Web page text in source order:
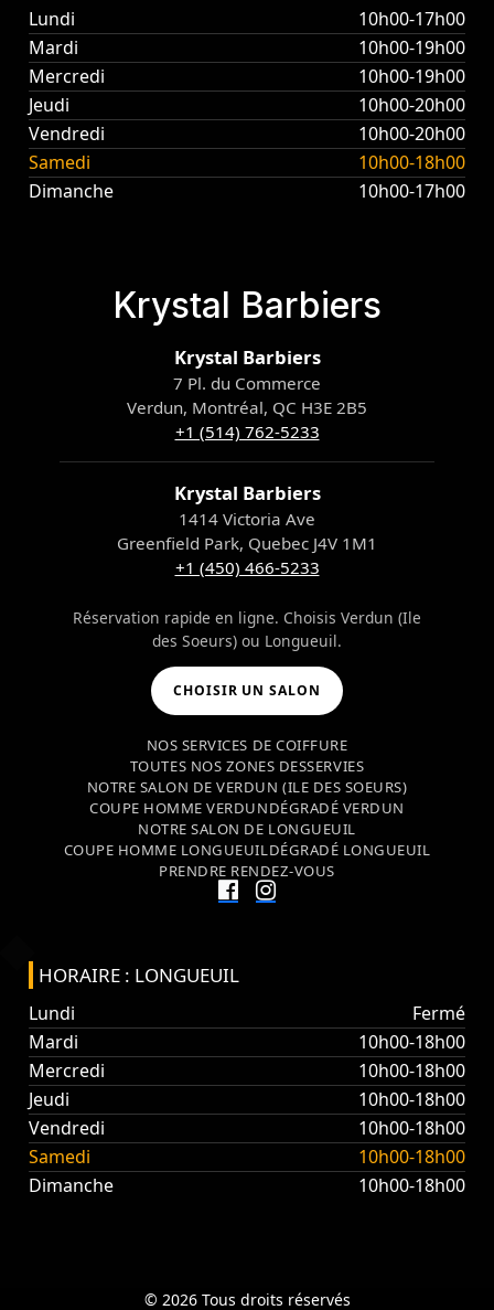
Lundi
10h00-17h00
Mardi
10h00-19h00
Mercredi
10h00-19h00
Jeudi
10h00-20h00
Vendredi
10h00-20h00
Samedi
10h00-18h00
Dimanche
10h00-17h00
Krystal Barbiers
Krystal Barbiers
7 Pl. du Commerce
Verdun, Montréal, QC H3E 2B5
+1 (514) 762-5233
Krystal Barbiers
1414 Victoria Ave
Greenfield Park, Quebec J4V 1M1
+1 (450) 466-5233
Réservation rapide en ligne. Choisis Verdun (Ile
des Soeurs) ou Longueuil.
CHOISIR UN SALON
NOS SERVICES DE COIFFURE
TOUTES NOS ZONES DESSERVIES
NOTRE SALON DE VERDUN (ILE DES SOEURS)
COUPE HOMME VERDUNDÉGRADÉ VERDUN
NOTRE SALON DE LONGUEUIL
COUPE HOMME LONGUEUILDÉGRADÉ LONGUEUIL
PRENDRE RENDEZ-VOUS
HORAIRE : LONGUEUIL
Lundi
Fermé
Mardi
10h00-18h00
Mercredi
10h00-18h00
Jeudi
10h00-18h00
Vendredi
10h00-18h00
Samedi
10h00-18h00
Dimanche
10h00-18h00
© 2026 Tous droits réservés